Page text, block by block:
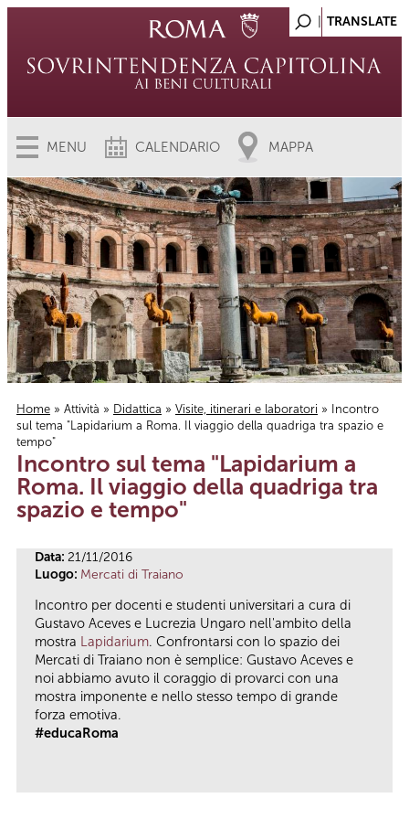
MENU CALENDARIO MAPPA
Tu sei qui
Home » Attività » Didattica » Visite, itinerari e laboratori » Incontro
sul tema "Lapidarium a Roma. Il viaggio della quadriga tra spazio e
tempo"
Incontro sul tema "Lapidarium a
Roma. Il viaggio della quadriga tra
spazio e tempo"
Data: 21/11/2016
Luogo: Mercati di Traiano
Incontro per docenti e studenti universitari a cura di
Gustavo Aceves e Lucrezia Ungaro nell'ambito della
mostra Lapidarium. Confrontarsi con lo spazio dei
Mercati di Traiano non è semplice: Gustavo Aceves e
noi abbiamo avuto il coraggio di provarci con una
mostra imponente e nello stesso tempo di grande
forza emotiva.
#educaRoma